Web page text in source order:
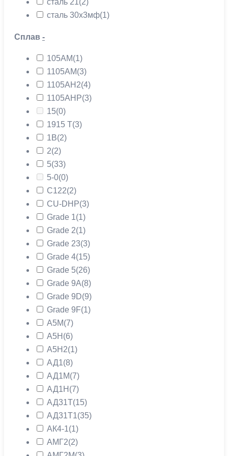
сталь 21(2)
сталь 30х3мф(1)
Сплав -
105АМ(1)
1105АМ(3)
1105АН2(4)
1105АНР(3)
15(0)
1915 Т(3)
1В(2)
2(2)
5(33)
5-0(0)
C122(2)
CU-DHP(3)
Grade 1(1)
Grade 2(1)
Grade 23(3)
Grade 4(15)
Grade 5(26)
Grade 9A(8)
Grade 9D(9)
Grade 9F(1)
А5М(7)
А5Н (6)
А5Н2(1)
АД1(8)
АД1М(7)
АД1Н (7)
АД31Т(15)
АД31Т1(35)
АК4-1(1)
АМГ2(2)